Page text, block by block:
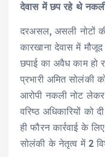
देवास में छप रहे थे
दरअसल, असली नोटों
कारखाना देवास में
छपाई का अवैध काम हो
प्रभारी अमित सोलंकी
आरोपी नकली नोट
वरिष्ठ अधिकारियों को
ही फौरन कार्रवाई के
सोलंकी के नेतृत्व में 2